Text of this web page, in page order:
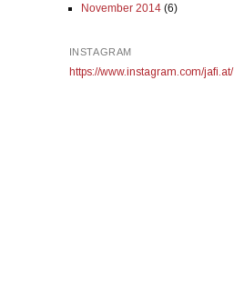
November 2014(6)
INSTAGRAM
https://www.instagram.com/jafi.at/